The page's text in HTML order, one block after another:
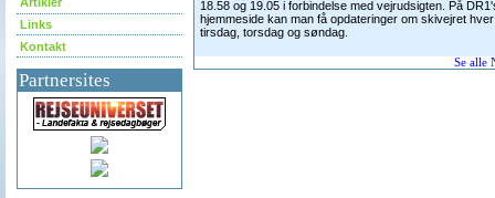
Artikler
Links
Kontakt
Partnersites
18.58 og 19.05 i forbindelse med vejrudsigten. På
hjemmeside kan man få opdateringer om skivejret hver
tirsdag, torsdag og søndag.
Se alle